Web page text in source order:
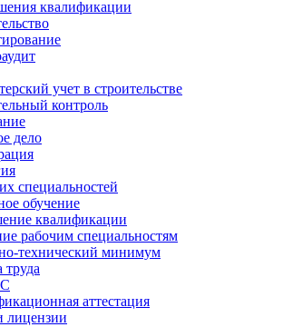
квалификации
учет в строительстве
контроль
дело
специальностей
обучение
квалификации
рабочим специальностям
технический минимум
труда
аттестация
лицензии